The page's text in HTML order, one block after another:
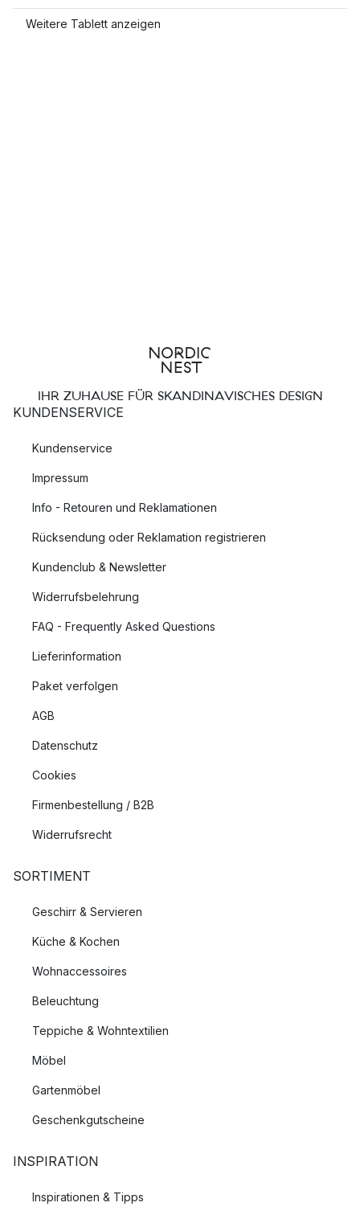
Weitere Tablett anzeigen
IHR ZUHAUSE FÜR SKANDINAVISCHES DESIGN
KUNDENSERVICE
Kundenservice
Impressum
Info - Retouren und Reklamationen
Rücksendung oder Reklamation registrieren
Kundenclub & Newsletter
Widerrufsbelehrung
FAQ - Frequently Asked Questions
Lieferinformation
Paket verfolgen
AGB
Datenschutz
Cookies
Firmenbestellung / B2B
Widerrufsrecht
SORTIMENT
Geschirr & Servieren
Küche & Kochen
Wohnaccessoires
Beleuchtung
Teppiche & Wohntextilien
Möbel
Gartenmöbel
Geschenkgutscheine
INSPIRATION
Inspirationen & Tipps